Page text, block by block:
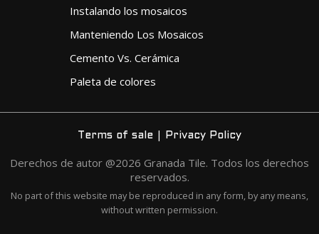
Instalando los mosaicos
Manteniendo Los Mosaicos
Cemento Vs. Cerámica
Paleta de colores
Terms of sale | Privacy Policy
Derechos de autor @2026 Granada Tile. Todos los derechos
reservados.
No part of this website may be reproduced in any form, by any means,
without written permission.